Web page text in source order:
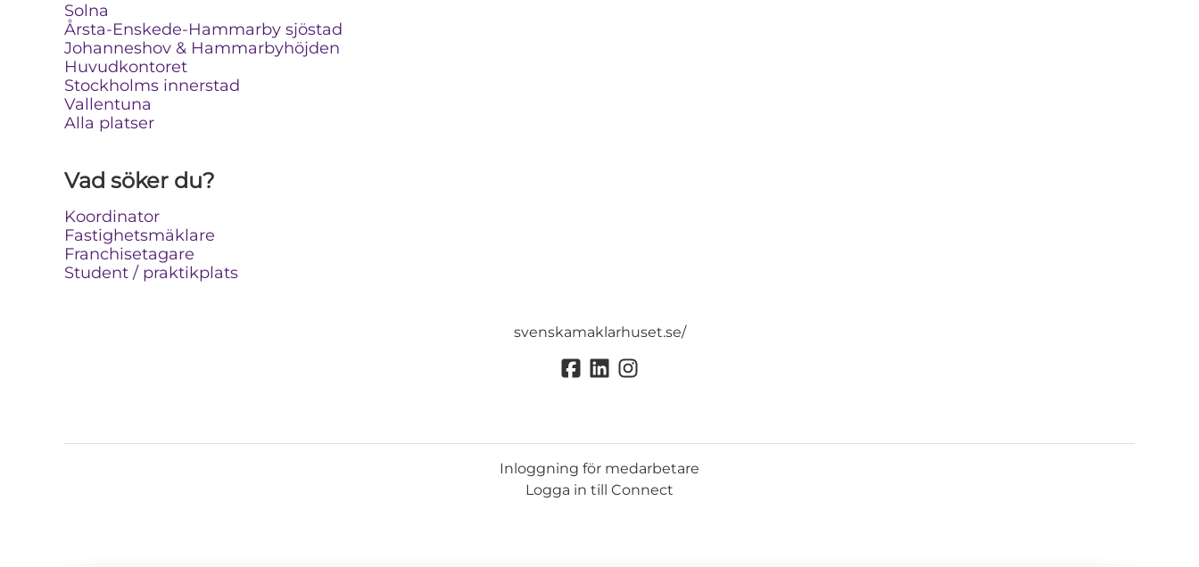
Solna
Årsta-Enskede-Hammarby sjöstad
Johanneshov & Hammarbyhöjden
Huvudkontoret
Stockholms innerstad
Vallentuna
Alla platser
Vad söker du?
Koordinator
Fastighetsmäklare
Franchisetagare
Student / praktikplats
svenskamaklarhuset.se/
Inloggning för medarbetare
Logga in till Connect